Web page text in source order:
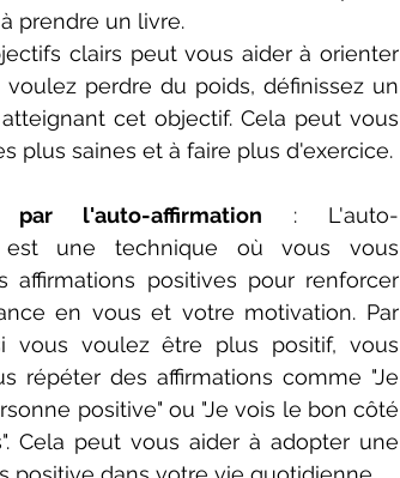
prendre un livre.
clairs peut vous aider à orienter
perdre du poids, définissez un
cet objectif. Cela peut vous
plus saines et à faire plus d'exercice.
par l'auto-affirmation : L'auto-
est une technique où vous vous
affirmations positives pour renforcer
en vous et votre motivation. Par
vous voulez être plus positif, vous
répéter des affirmations comme "Je
positive" ou "Je vois le bon côté
Cela peut vous aider à adopter une